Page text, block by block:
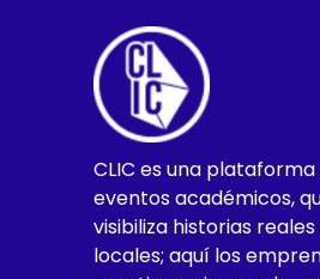
CLIC es una
eventos académicos,
visibiliza historias
locales; aquí los